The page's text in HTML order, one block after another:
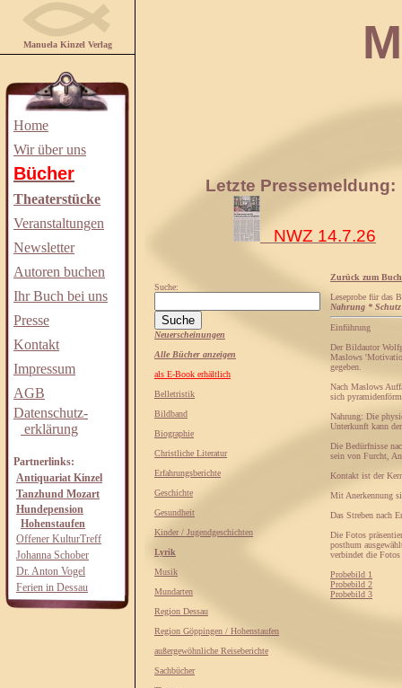
Manuela Kinzel Verlag
Home
Wir über uns
Bücher
Theaterstücke
Veranstaltungen
Newsletter
Autoren buchen
Ihr Buch bei uns
Presse
Kontakt
Impressum
AGB
Datenschutz-
erklärung
Partnerlinks:
Antiquariat Kinzel
Tanzhund Mozart
Hundepension
Hohenstaufen
Offener KulturTreff
Johanna Schober
Dr. Anton Vogel
Ferien in Dessau
Letzte Pressemeldung:
NWZ 14.7.26
Suche:
Neuerscheinungen
Alle Bücher anzeigen
als E-Book erhältlich
Belletristik
Bildband
Biographie
Christliche Literatur
Erfahrungsberichte
Geschichte
Gesundheit
Kinder / Jugendgeschichten
Lyrik
Musik
Mundarten
Region Dessau
Region Göppingen / Hohenstaufen
außergewöhnliche Reiseberichte
Sachbücher
Zurück zum Buch
Leseprobe für das
Nahrung *
Einführung
Der Bildautor
Maslows
gegeben.
Nach Maslows
sich
Nahrung: Die
Unterkunft kann
Die Bedürfnisse
sein von Furcht,
Kontakt ist der
Mit Anerkennung
Das Streben nach
Die Fotos
posthum
verbindet die
Probebild 1
Probebild 2
Probebild 3